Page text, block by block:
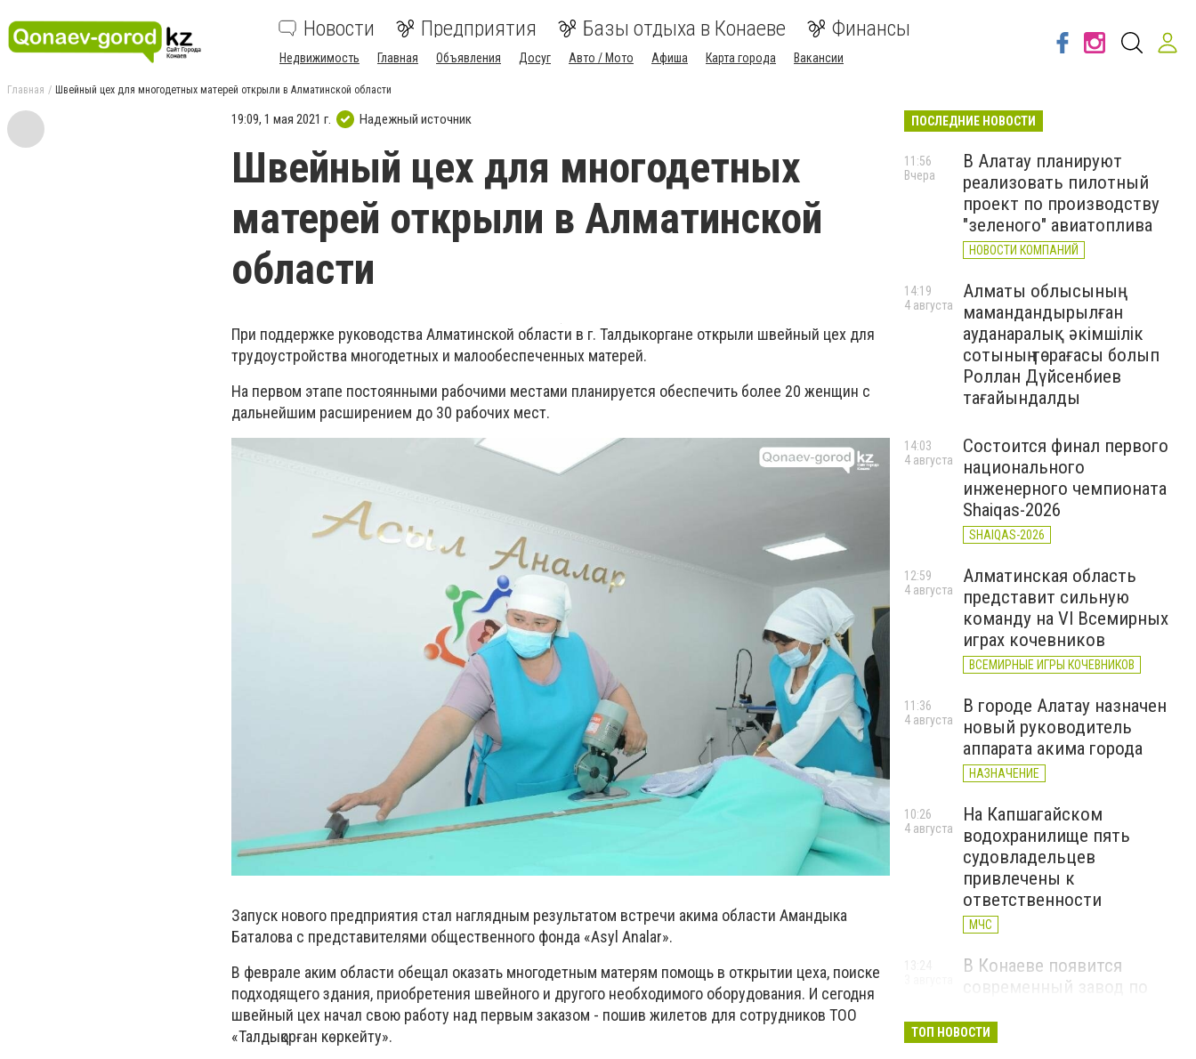
Новости Предприятия Базы отдыха в Конаеве Финансы
Недвижимость Главная Объявления Досуг Авто / Мото Афиша Карта города Вакансии
Главная Швейный цех для многодетных матерей открыли в Алматинской области
19:09, 1 мая 2021 г. Надежный источник
Швейный цех для многодетных
матерей открыли в Алматинской
области
При поддержке руководства Алматинской области в г. Талдыкоргане открыли швейный цех для
трудоустройства многодетных и малообеспеченных матерей.
На первом этапе постоянными рабочими местами планируется обеспечить более 20 женщин с
дальнейшим расширением до 30 рабочих мест.
Запуск нового предприятия стал наглядным результатом встречи акима области Амандыка
Баталова с представителями общественного фонда «Asyl Analar».
В феврале аким области обещал оказать многодетным матерям помощь в открытии цеха, поиске
подходящего здания, приобретения швейного и другого необходимого оборудования. И сегодня
швейный цех начал свою работу над первым заказом - пошив жилетов для сотрудников ТОО
«Талдықорған көркейту».
ПОСЛЕДНИЕ НОВОСТИ
В Алатау планируют
реализовать пилотный
проект по производству
"зеленого" авиатоплива
НОВОСТИ КОМПАНИЙ
11:56
Вчера
Алматы облысының
мамандандырылған
ауданаралық әкімшілік
сотының төрағасы болып
Роллан Дүйсенбиев
тағайындалды
14:19
4 августа
Состоится финал первого
национального
инженерного чемпионата
Shaiqas-2026
SHAIQAS-2026
14:03
4 августа
Алматинская область
представит сильную
команду на VI Всемирных
играх кочевников
ВСЕМИРНЫЕ ИГРЫ КОЧЕВНИКОВ
12:59
4 августа
В городе Алатау назначен
новый руководитель
аппарата акима города
НАЗНАЧЕНИЕ
11:36
4 августа
На Капшагайском
водохранилище пять
судовладельцев
привлечены к
ответственности
МЧС
10:26
4 августа
В Конаеве появится
современный завод по
бытовых отходов
ТОП НОВОСТИ